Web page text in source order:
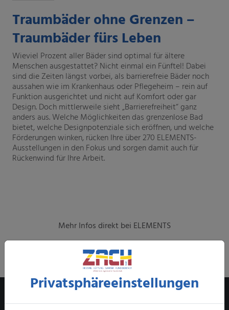
Traumbäder ohne Grenzen –
Traumbäder fürs Leben
Wieviel Prozent aller Bäder sind optimal für ältere
Menschen ausgestattet? Nicht einmal ein Fünftel! Dabei
sind die Zeiten längst vorbei, als barrierefreie Bäder noch
aussahen wie im Krankenhaus oder Pflegeheim – rein auf
Funktion ausgerichtet und nicht auf Komfort oder gar
Design. Doch mittlerweile sieht „Barrierefreiheit“ ganz
anders aus. Welche Möglichkeiten das grenzenlose Bad
bietet, welche Designpotenziale sich eröffnen, und welche
Förderungen winken, rücken Ihre über 270 ELEMENTS-
Ausstellungen in den Fokus und sorgen damit auch für
Rückenwind für Ihre Arbeit.
Mehr Infos direkt bei ELEMENTS
Hier entlang
Privatsphäre­einstellungen